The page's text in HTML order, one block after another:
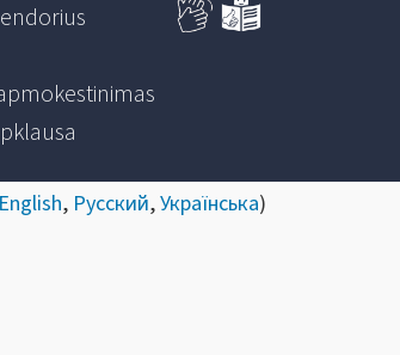
English, Русский,Українська)